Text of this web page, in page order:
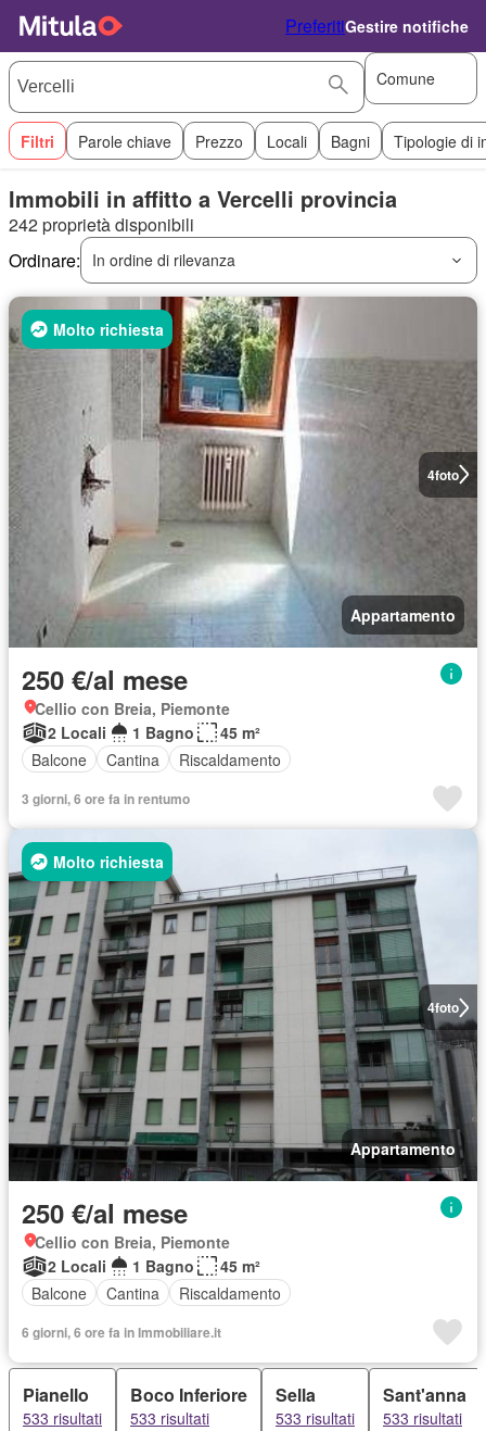
PreferitiGestire notifiche
Comune
Filtri Parole chiave Prezzo Locali Bagni Tipologie di
Immobili in affitto a Vercelli provincia
242 proprietà disponibili
Ordinare:
In ordine di rilevanza
4foto
Molto richiesta
Appartamento
250 €/al mese
Cellio con Breia, Piemonte
2 Locali
1 Bagno
45 m²
Balcone
Cantina Riscaldamento
3 giorni, 6 ore fa in rentumo
4foto
Molto richiesta
Appartamento
250 €/al mese
Cellio con Breia, Piemonte
2 Locali
1 Bagno
45 m²
Balcone
Cantina Riscaldamento
6 giorni, 6 ore fa in Immobiliare.it
Pianello
533 risultati
Boco Inferiore
533 risultati
Sella
533 risultati
Sant'anna
533 risultati